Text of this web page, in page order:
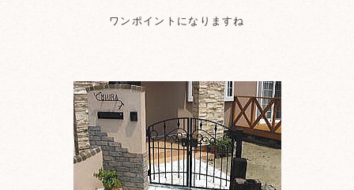
ワンポイントになりますね